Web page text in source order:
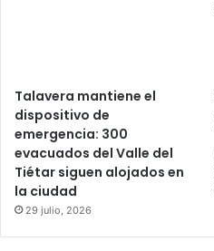
Talavera mantiene el
dispositivo de
emergencia: 300
evacuados del Valle del
Tiétar siguen alojados en
la ciudad
29 julio, 2026